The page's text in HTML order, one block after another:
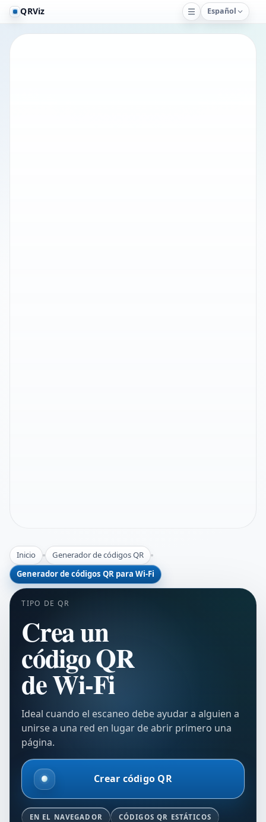
QRViz Español
Inicio
Generador de códigos QR
Generador de códigos QR para Wi-Fi
TIPO DE QR
Crea un
código QR
de Wi-Fi
Ideal cuando el escaneo debe ayudar a alguien a
unirse a una red en lugar de abrir primero una
página.
Crear código QR
EN EL NAVEGADOR CÓDIGOS QR ESTÁTICOS